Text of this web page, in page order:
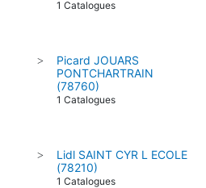
1 Catalogues
>
Picard JOUARS
PONTCHARTRAIN
(78760)
1 Catalogues
>
Lidl SAINT CYR L ECOLE
(78210)
1 Catalogues